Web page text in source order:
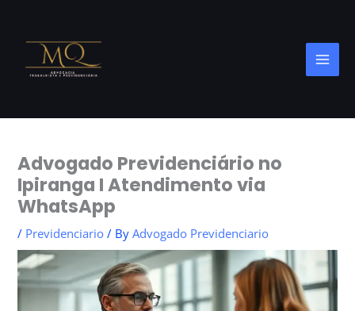
content
Advogado Previdenciário no
Ipiranga I Atendimento via
WhatsApp
/ Previdenciario / ByAdvogado Previdenciario